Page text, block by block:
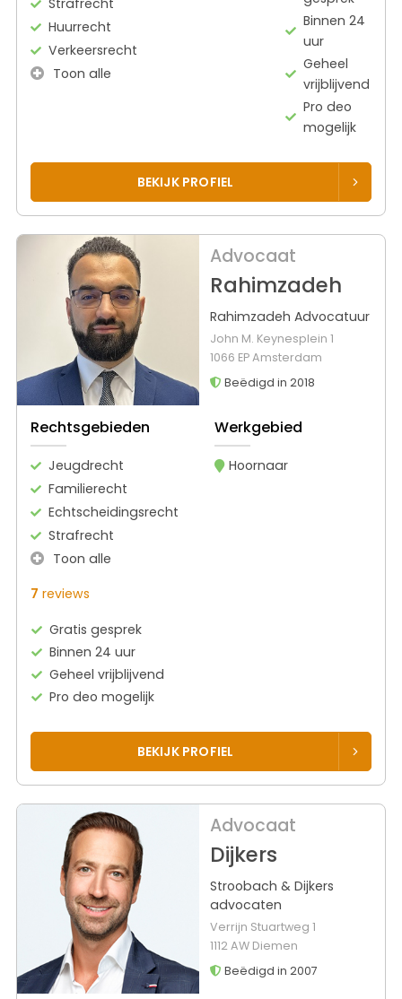
Huurrecht
Verkeersrecht
Toon alle
Binnen 24
uur
Geheel
vrijblijvend
Pro deo
mogelijk
BEKIJK PROFIEL
Advocaat
Rahimzadeh
Rahimzadeh Advocatuur
John M. Keynesplein 1
1066 EP Amsterdam
Beëdigd in 2018
Rechtsgebieden
Jeugdrecht
Familierecht
Echtscheidingsrecht
Strafrecht
Toon alle
Werkgebied
Hoornaar
7 reviews
Gratis gesprek
Binnen 24 uur
Geheel vrijblijvend
Pro deo mogelijk
BEKIJK PROFIEL
Advocaat
Dijkers
Stroobach & Dijkers
advocaten
Verrijn Stuartweg 1
1112 AW Diemen
Beëdigd in 2007